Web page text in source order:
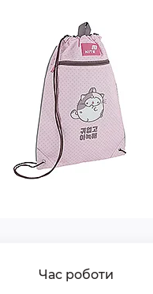
Час роботи